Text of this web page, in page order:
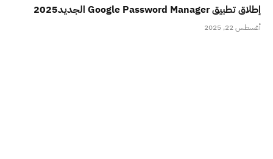
إطلاق تطبيق Google Password Manager الجديد2025
أغسطس 22, 2025